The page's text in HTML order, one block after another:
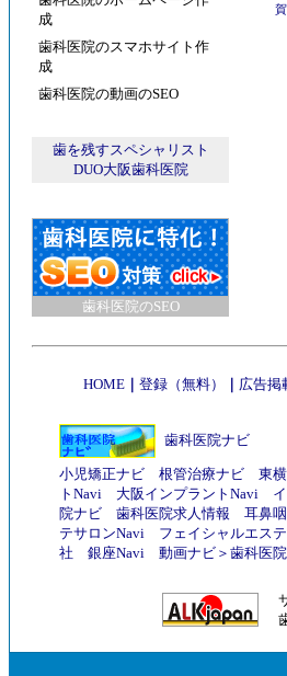
成
歯科医院のスマホサイト作
成
歯科医院の動画のSEO
歯を残すスペシャリスト
DUO大阪歯科医院
歯科医院のSEO
賀
HOME 登録（無料） 広告掲
歯科医院ナビ
小児矯正ナビ 根管治療ナビ 東
トNavi
大阪インプラントNavi
院ナビ
歯科医院求人情報 耳鼻
テサロンNavi
フェイシャルエス
社
銀座Navi 動画ナビ ＞ 歯科医院